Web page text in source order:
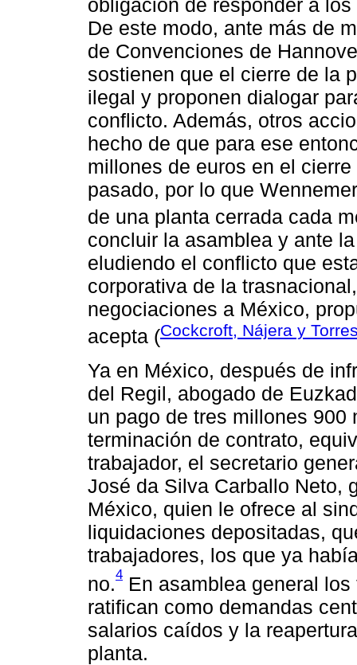
obligación de responder a
De este modo, ante más de
de Convenciones de
sostienen que el cierre de la
ilegal y proponen dialogar
conflicto. Además, otros
hecho de que para ese
millones de euros en el
pasado, por lo que
de una planta cerrada cada
concluir la asamblea y ante
eludiendo el conflicto que
corporativa de la
negociaciones a México,
acepta (Cockcroft, Nájera y
Ya en México, después de
del Regil, abogado de
un pago de tres millones 900
terminación de contrato,
trabajador, el secretario
José da Silva Carballo Neto,
México, quien le ofrece al
liquidaciones depositadas,
trabajadores, los que ya
no.4 En asamblea general
ratifican como demandas
salarios caídos y la
planta.